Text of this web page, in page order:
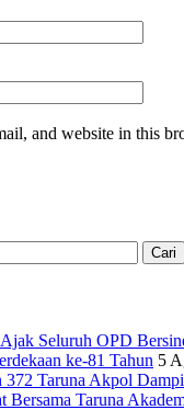
and website in this
Seluruh OPD
ke-81 Tahun 5
372 Taruna Akpol
Bersama Taruna